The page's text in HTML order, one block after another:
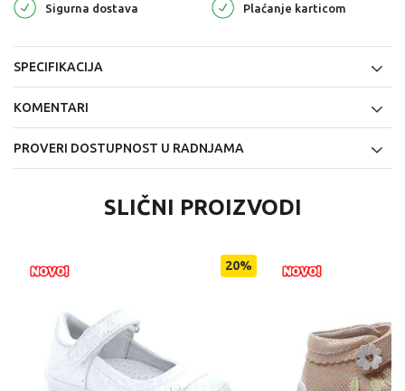
Sigurna dostava Plaćanje karticom
SPECIFIKACIJA
KOMENTARI
PROVERI DOSTUPNOST U RADNJAMA
SLIČNI PROIZVODI
20%